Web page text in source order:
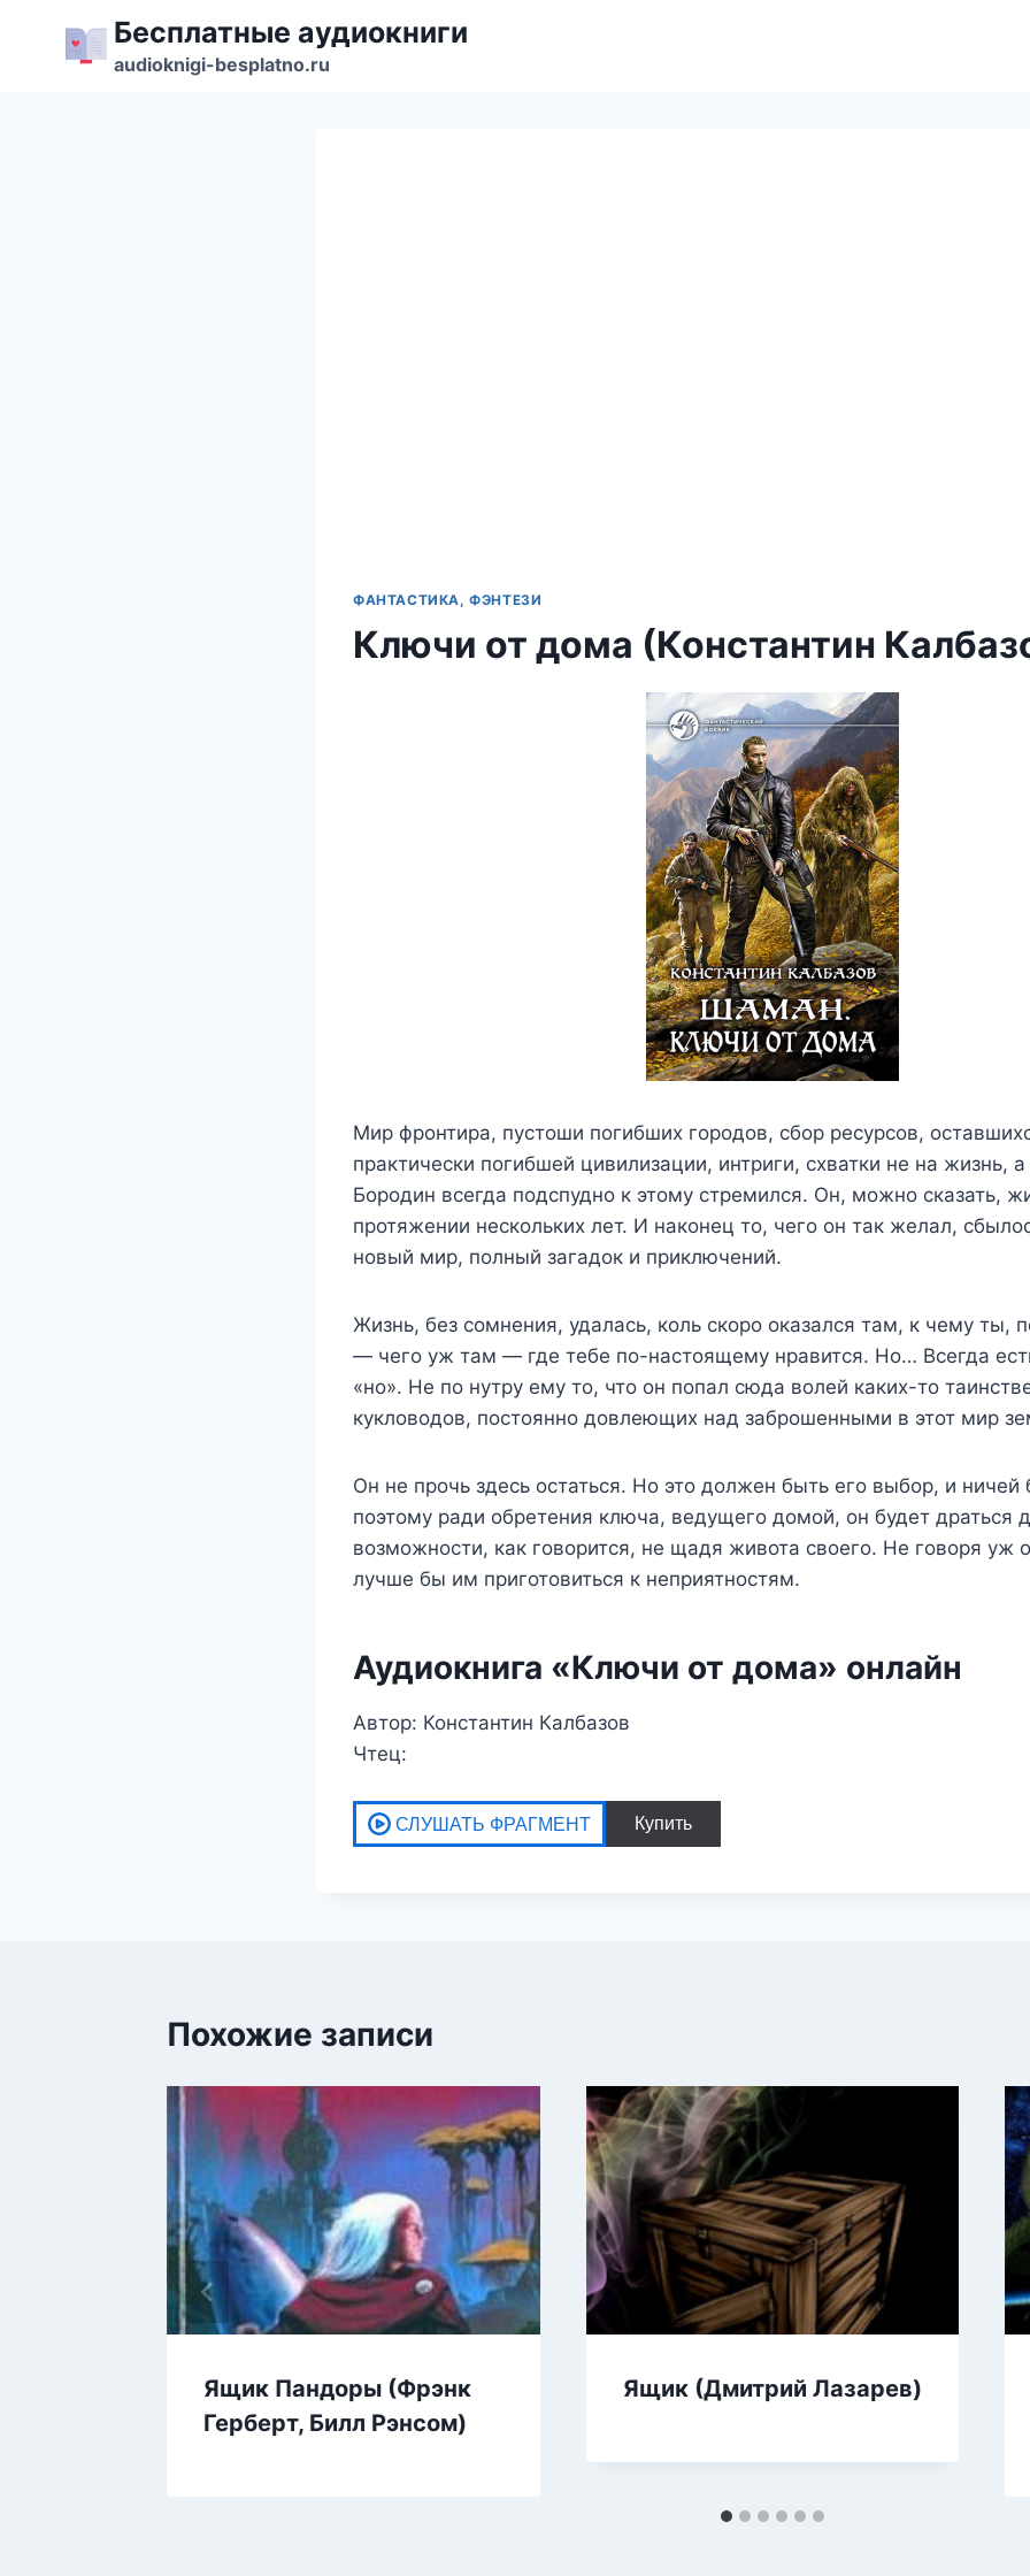
содержимому
Бесплатные аудиокниги
audioknigi-besplatno.ru
ФАНТАСТИКА, ФЭНТЕЗИ
Ключи от дома (Константин
Мир фронтира, пустоши погибших городов, сбор ресурсов,
практически погибшей цивилизации, интриги, схватки не на жизнь,
Бородин всегда подспудно к этому стремился. Он, можно сказать,
протяжении нескольких лет. И наконец то, чего он так желал,
новый мир, полный загадок и приключений.
Жизнь, без сомнения, удалась, коль скоро оказался там, к чему ты,
— чего уж там — где тебе по-настоящему нравится. Но… Всегда
«но». Не по нутру ему то, что он попал сюда волей каких-то
кукловодов, постоянно довлеющих над заброшенными в этот мир
Он не прочь здесь остаться. Но это должен быть его выбор, и
поэтому ради обретения ключа, ведущего домой, он будет драться
возможности, как говорится, не щадя живота своего. Не говоря уж
лучше бы им приготовиться к неприятностям.
Аудиокнига «Ключи от дома» онлайн
Автор: Константин Калбазов
Чтец:
Похожие записи
Ящик Пандоры (Фрэнк
Герберт, Билл Рэнсом)
Ящик (Дмитрий Лазарев)